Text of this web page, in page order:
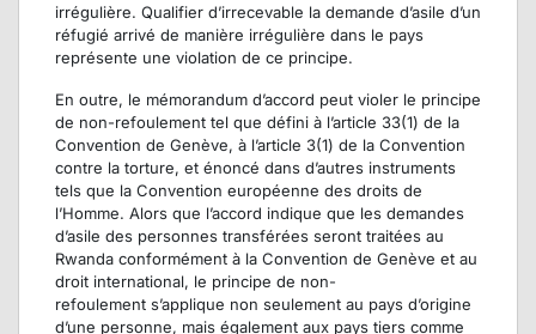
irrégulière. Qualifier d’irrecevable la demande d’asile d’un
réfugié arrivé de manière irrégulière dans le pays
représente une violation de ce principe.
En outre, le mémorandum d’accord peut violer le principe
de non-refoulement tel que défini à l’article 33(1) de la
Convention de Genève, à l’article 3(1) de la Convention
contre la torture, et énoncé dans d’autres instruments
tels que la Convention européenne des droits de
l’Homme. Alors que l’accord indique que les demandes
d’asile des personnes transférées seront traitées au
Rwanda conformément à la Convention de Genève et au
droit international, le principe de non-
refoulement s’applique non seulement au pays d’origine
d’une personne, mais également aux pays tiers comme